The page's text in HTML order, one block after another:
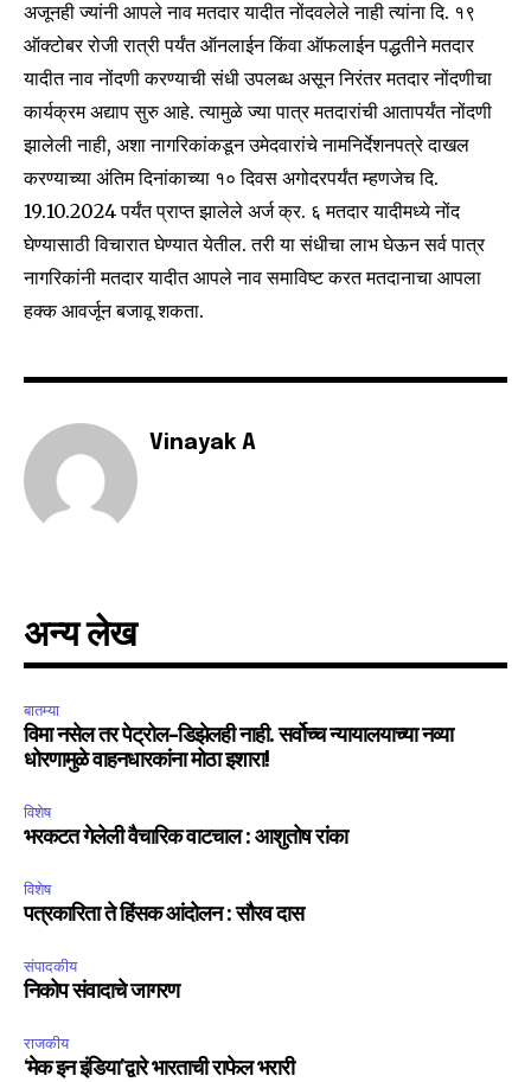
Join our community of
SUBSCRIBERS and be part of the
conversation.
To subscribe, simply enter your email address on our website
your privacy and won't spam your inbox. Your information is
safe with us.
I've read and accept the
अजूनही ज्यांनी आपले नाव मतदार यादीत नोंदवलेले नाही त्यांना दि. १९
ऑक्टोबर रोजी रात्री पर्यंत ऑनलाईन किंवा ऑफलाईन पद्धतीने मतदार
यादीत नाव नोंदणी करण्याची संधी उपलब्ध असून निरंतर मतदार नोंदणीचा
कार्यक्रम अद्याप सुरु आहे. त्यामुळे ज्या पात्र मतदारांची आतापर्यंत नोंदणी
झालेली नाही, अशा नागरिकांकडून उमेदवारांचे नामनिर्देशनपत्रे दाखल
करण्याच्या अंतिम दिनांकाच्या १० दिवस अगोदरपर्यंत म्हणजेच दि.
19.10.2024 पर्यंत प्राप्त झालेले अर्ज क्र. ६ मतदार यादीमध्ये नोंद
घेण्यासाठी विचारात घेण्यात येतील. तरी या संधीचा लाभ घेऊन सर्व पात्र
नागरिकांनी मतदार यादीत आपले नाव समाविष्ट करत मतदानाचा आपला
हक्क आवर्जून बजावू शकता.
Vinayak A
अन्य लेख
बातम्या
विमा नसेल तर पेट्रोल-डिझेलही नाही. सर्वोच्च न्यायालयाच्या नव्या
धोरणामुळे वाहनधारकांना मोठा इशारा!
विशेष
भरकटत गेलेली वैचारिक वाटचाल : आशुतोष रांका
विशेष
पत्रकारिता ते हिंसक आंदोलन : सौरव दास
संपादकीय
निकोप संवादाचे जागरण
राजकीय
‘मेक इन इंडिया’द्वारे भारताची राफेल भरारी